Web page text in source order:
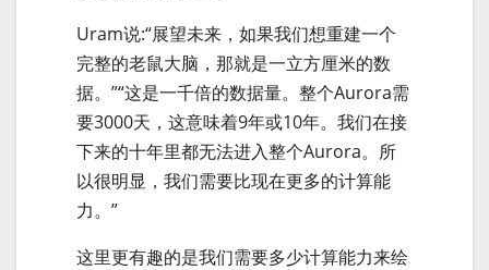
Uram说:“展望未来，如果我们想重建一个
完整的老鼠大脑，那就是一立方厘米的数
据。”“这是一千倍的数据量。整个Aurora需
要3000天，这意味着9年或10年。我们在接
下来的十年里都无法进入整个Aurora。所
以很明显，我们需要比现在更多的计算能
力。”
这里更有趣的是我们需要多少计算能力来绘